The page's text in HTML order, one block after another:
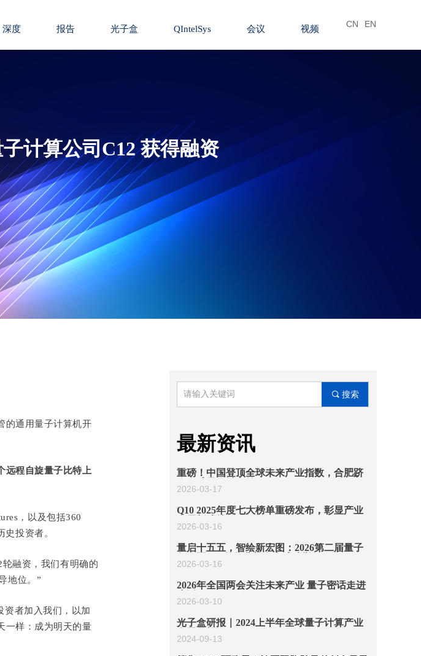
深度 报告 光子盒 QIntelSys 会议 视频 CN EN
计算公司C12 获得融资
的通用量子计算机开
远程自旋量子比特上
，以及包括360
投资者。
融资，我们有明确的
地位。”
资者加入我们，以加
一样：成为明天的量
重磅！中国登顶全球未来产业指数，合肥跻
2026-03-17
Q10 2025年度七大榜单重磅发布，彰显产业
2026-03-16
量启十五五，智绘新宏图：2026第二届量子
2026-03-16
2026年全国两会关注未来产业 量子密话走进
2026-03-10
光子盒研报｜2024上半年全球量子计算产业
2024-09-13
끠 搜索
最新资讯